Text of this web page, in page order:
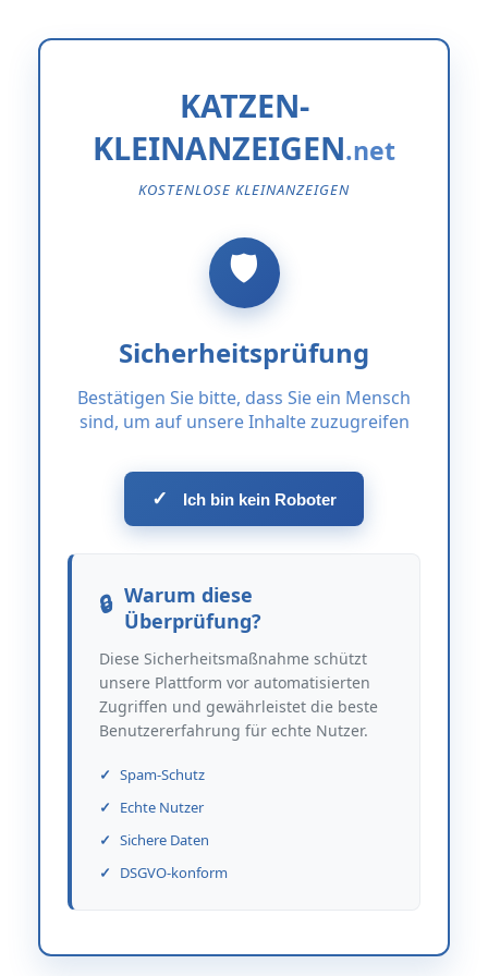
KATZEN-
KLEINANZEIGEN
KOSTENLOSE KLEINANZEIGEN
Sicherheitsprüfung
Bestätigen Sie bitte, dass Sie ein Mensch
sind, um auf unsere Inhalte zuzugreifen
✓ Ich bin kein Roboter
Warum diese
Überprüfung?
Diese Sicherheitsmaßnahme schützt
unsere Plattform vor automatisierten
Zugriffen und gewährleistet die beste
Benutzererfahrung für echte Nutzer.
Spam-Schutz
Echte Nutzer
Sichere Daten
DSGVO-konform